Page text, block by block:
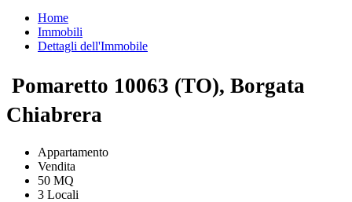
Home
Immobili
Dettagli dell'Immobile
Pomaretto 10063 (TO), Borgata
Chiabrera
Appartamento
Vendita
50 MQ
3 Locali